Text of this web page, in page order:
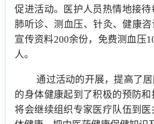
促进活动。医护人员热情地接
肺听诊、测血压、针灸、健康咨
宣传资料200余份， 免费测血压
人。
通过活动的开展，提高了
的身体健康起到了积极的预防
将会继续组织专家 医疗队伍到